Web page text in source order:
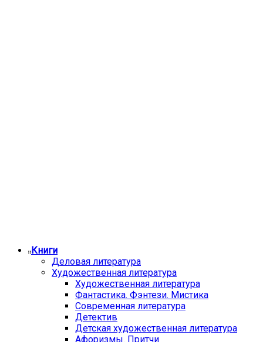
Книги
Деловая литература
Художественная литература
Художественная литература
Фантастика. Фэнтези. Мистика
Современная литература
Детектив
Детская художественная литература
Афоризмы. Притчи